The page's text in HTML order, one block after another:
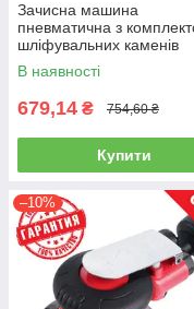
Зачисна машина
пневматична з
шліфувальних каменів
AIRKRAFT TP-201 K
В наявності
679,14 ₴ 754,60 ₴
Купити
–10%